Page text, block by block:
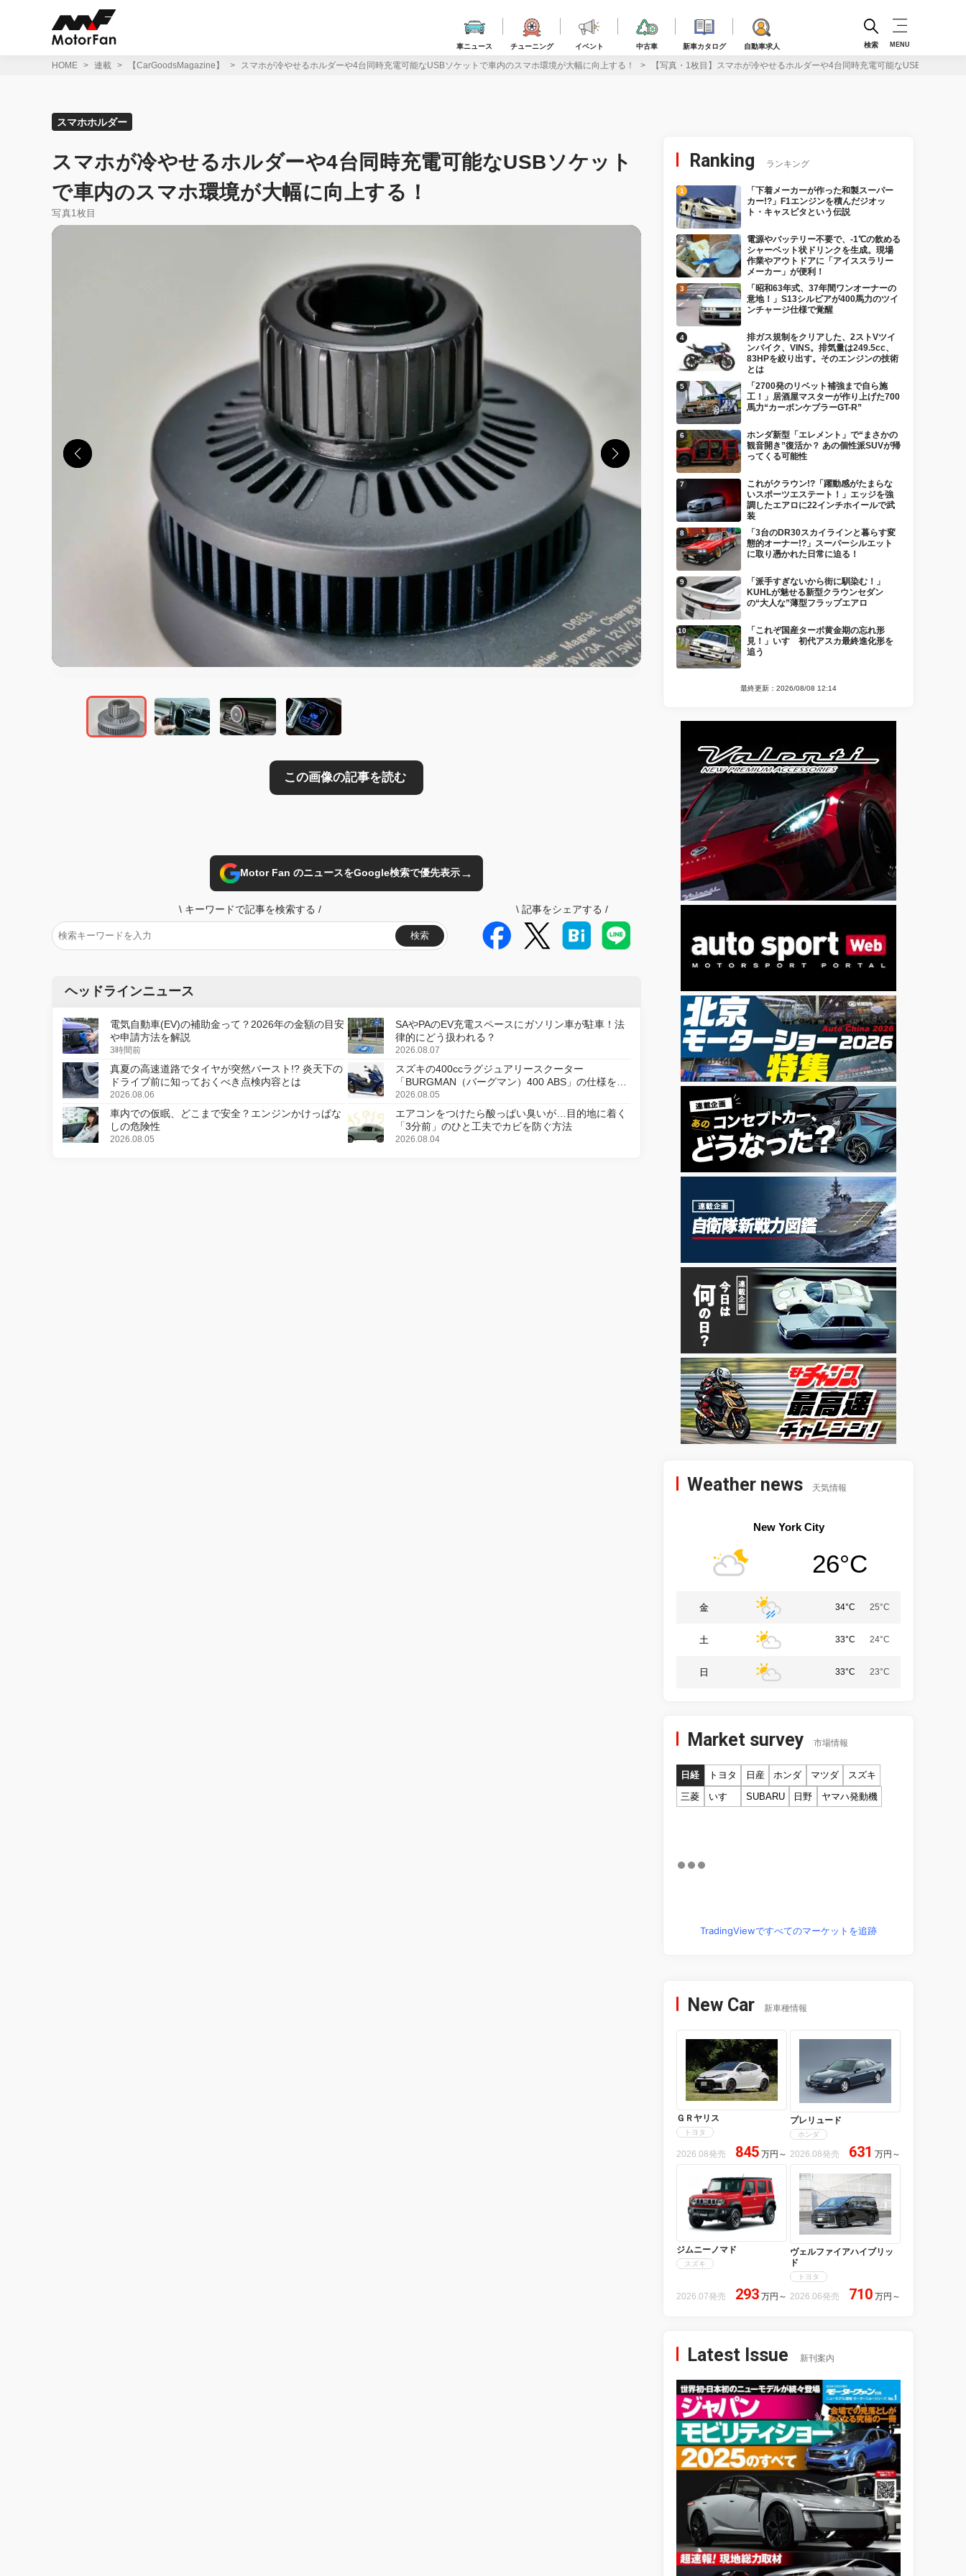
車ニュース チューニング イベント 中古車 新車カタログ 自動車求人 検索 MENU
HOME 連載 【CarGoodsMagazine】 スマホが冷やせるホルダーや4台同時充電可能なUSBソケットで車内のスマホ環境が大幅に向上する！ 【写真・1枚目】スマホが冷やせるホルダーや4台同時充電可能なUSBソケット
スマホホルダー
スマホが冷やせるホルダーや4台同時充電可能なUSBソケット
で車内のスマホ環境が大幅に向上する！
写真1枚目
この画像の記事を読む
Motor Fan のニュースをGoogle検索で優先表示→
\ キーワードで記事を検索する /
検索
\ 記事をシェアする /
ヘッドラインニュース
電気自動車(EV)の補助金って？2026年の金額の目安
や申請方法を解説
3時間前
SAやPAのEV充電スペースにガソリン車が駐車！法
律的にどう扱われる？
2026.08.07
真夏の高速道路でタイヤが突然バースト!? 炎天下の
ドライブ前に知っておくべき点検内容とは
2026.08.06
スズキの400ccラグジュアリースクーター
「BURGMAN（バーグマン）400 ABS」の仕様を変
更し、8月18日に発売
2026.08.05
車内での仮眠、どこまで安全？エンジンかけっぱな
しの危険性
2026.08.05
エアコンをつけたら酸っぱい臭いが…目的地に着く
「3分前」のひと工夫でカビを防ぐ方法
2026.08.04
Ranking ランキング
「下着メーカーが作った和製スーパー
カー!?」F1エンジンを積んだジオッ
ト・キャスピタという伝説
電源やバッテリー不要で、-1℃の飲める
シャーベット状ドリンクを生成。現場
作業やアウトドアに「アイススラリー
メーカー」が便利！
「昭和63年式、37年間ワンオーナーの
意地！」S13シルビアが400馬力のツイ
ンチャージ仕様で覚醒
排ガス規制をクリアした、2ストVツイ
ンバイク、VINS。排気量は249.5cc、
83HPを絞り出す。そのエンジンの技術
とは
「2700発のリベット補強まで自ら施
工！」居酒屋マスターが作り上げた700
馬力“カーボンケブラーGT-R”
ホンダ新型「エレメント」で“まさかの
観音開き”復活か？ あの個性派SUVが帰
ってくる可能性
これがクラウン!?「躍動感がたまらな
いスポーツエステート！」エッジを強
調したエアロに22インチホイールで武
装
「3台のDR30スカイラインと暮らす変
態的オーナー!?」スーパーシルエット
に取り憑かれた日常に迫る！
「派手すぎないから街に馴染む！」
KUHLが魅せる新型クラウンセダン
の“大人な”薄型フラップエアロ
「これぞ国産ターボ黄金期の忘れ形
見！」いすゞ初代アスカ最終進化形を
追う
最終更新：2026/08/08 12:14
Weather news 天気情報
New York City
26°C
金 34°C 25°C
土 33°C 24°C
日 33°C 23°C
Market survey 市場情報
日経 トヨタ 日産 ホンダ マツダ
スズキ
三菱
いすゞ SUBARU 日野 ヤマハ発動機
TradingViewですべてのマーケットを追跡
New Car 新車種情報
ＧＲヤリス
トヨタ
2026.08発売 845 万円 ～
プレリュード
ホンダ
2026.08発売 631 万円 ～
ジムニーノマド
スズキ
2026.07発売 293 万円 ～
ヴェルファイアハイブリッ
ド
トヨタ
2026.06発売 710 万円 ～
Latest Issue 新刊案内